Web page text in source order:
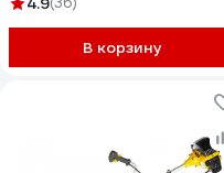
В корзину